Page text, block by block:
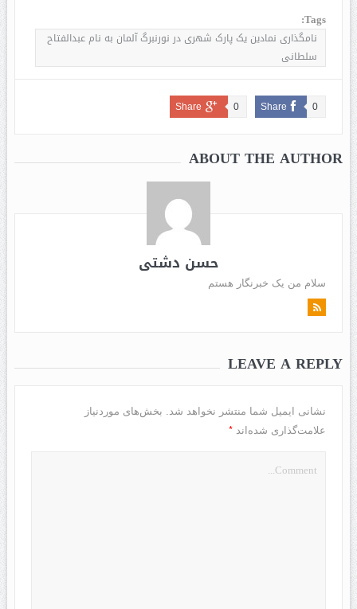
Tags:
نامگذاری نمادین یک پارک شهری در نورنبرگ آلمان به نام عبدالفتاح
سلطانی
Share 0
Share 0
ABOUT THE AUTHOR
حسن دشتی
سلام من یک خبرنگار هستم
LEAVE A REPLY
نشانی ایمیل شما منتشر نخواهد شد. بخش‌های موردنیاز
علامت‌گذاری شده‌اند *